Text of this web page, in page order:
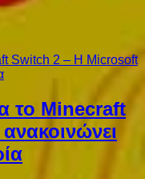
το Minecraft